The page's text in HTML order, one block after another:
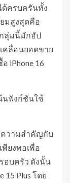
ด้ครบครันทั้ง
มสูงสุดคือ
กลุ่มนี้มักอัป
คลื่อนยอดขาย
iPhone 16
นฟังก์ชันใช้
ความสำคัญกับ
ยงพอเพื่อ
อบครัว ดังนั้น
15 Plus โดย